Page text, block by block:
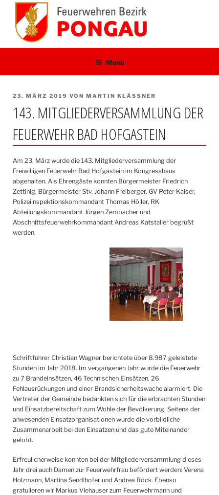
springen
Menü
VERÖFFENTLICHT
23. MÄRZ 2019 VON MARTIN KLÄSSNER
143. MITGLIEDERVERSAMMLUNG DER
FEUERWEHR BAD HOFGASTEIN
Am 23. März wurde die 143. Mitgliederversammlung der
Freiwilligen Feuerwehr Bad Hofgastein im Kongresshaus
abgehalten. Als Ehrengäste konnten Bürgermeister Friedrich
Zettinig, Bürgermeister Stv. Johann Freiberger, GV Peter Kaiser,
Polizeiinspektionskommandant Thomas Höller, RK
Abteilungskommandant Jürgen Zembacher und
Abschnittsfeuerwehrkommandant Andreas Katstaller begrüßt
werden.
Schriftführer Christian Wagner berichtete über 8.987 geleistete
Stunden im Jahr 2018. Im vergangenen Jahr wurde die Feuerwehr
zu 7 Brandeinsätzen, 46 Technischen Einsätzen, 26
Fehlausrückungen und einer Brandsicherheitswache alarmiert. Die
Vertreter der Gemeinde bedankten sich für die erbrachten Stunden
und Einsatzbereitschaft zum Wohle der Bevölkerung. Seitens der
anwesenden Einsatzorganisationen wurde die vorbildliche
Zusammenarbeit bei den Einsätzen und das gute Miteinander
gelobt.
Erfreulicherweise konnten bei der Mitgliederversammlung dieses
Jahr drei auch Damen zur Feuerwehrfrau befördert werden: Verena
Holzmann, Martina Sendlhofer und Andrea Röck. Ebenso
gratulieren wir Markus Viehauser zum Feuerwehrmann und